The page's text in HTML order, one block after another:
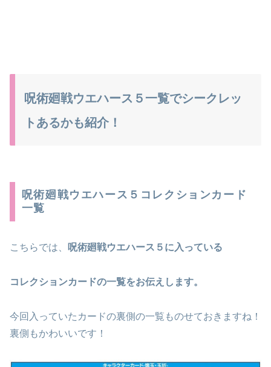
呪術廻戦ウエハース５一覧でシークレッ
トあるかも紹介！
呪術廻戦ウエハース５コレクションカード
一覧
こちらでは、 呪術廻戦ウエハース５に入っている
コレクションカードの一覧をお伝えします。
今回入っていたカードの裏側の一覧ものせておきますね！
裏側もかわいいです！